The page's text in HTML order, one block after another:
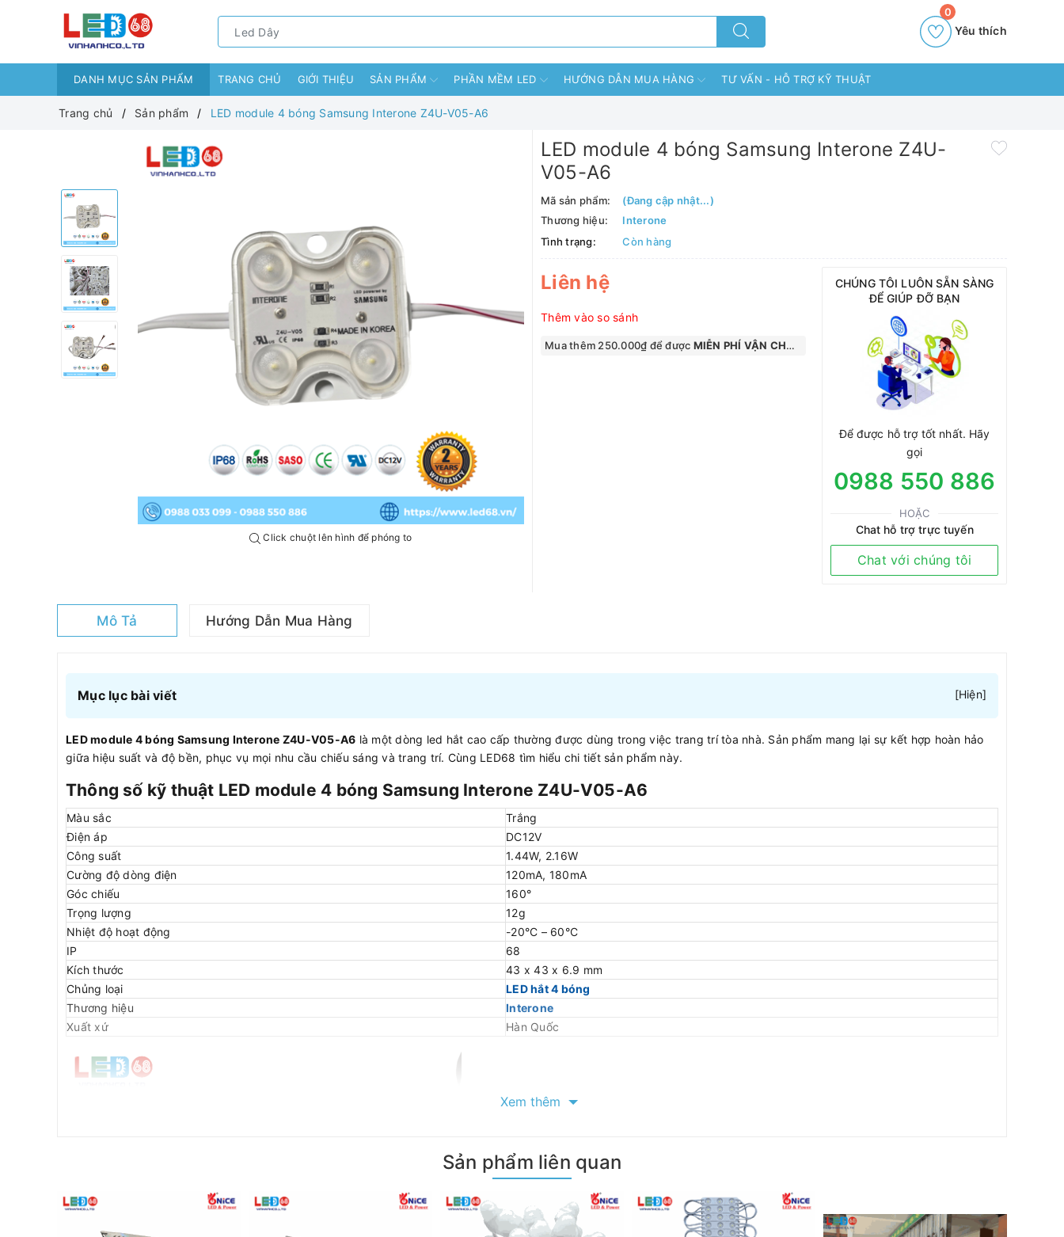
Yêu thích
0
DANH MỤC SẢN PHẨM TRANG CHỦ GIỚI THIỆU SẢN PHẨM PHẦN MỀM LED HƯỚNG DẪN MUA HÀNG TƯ VẤN - HỖ TRỢ KỸ THUẬT
Trang chủ Sản phẩm LED module 4 bóng Samsung Interone Z4U-V05-A6
Click chuột lên hình để phóng to
LED module 4 bóng Samsung Interone Z4U-
V05-A6
Mã sản phẩm:
(Đang cập nhật...)
Thương hiệu:
Interone
Tình trạng:
Còn hàng
Liên hệ
Thêm vào so sánh
Mua thêm 250.000₫ để được MIỄN PHÍ VẬN CHUYỂN
CHÚNG TÔI LUÔN SẴN SÀNG
ĐỂ GIÚP ĐỠ BẠN
Để được hỗ trợ tốt nhất. Hãy
gọi
0988 550 886
HOẶC
Chat hỗ trợ trực tuyến
Chat với chúng tôi
Mô Tả Hướng Dẫn Mua Hàng
Mục lục bài viết [Hiện]
LED module 4 bóng Samsung Interone Z4U-V05-A6 là một dòng led hắt cao cấp thường được dùng trong việc trang trí tòa nhà. Sản phẩm mang lại sự kết hợp hoàn hảo
giữa hiệu suất và độ bền, phục vụ mọi nhu cầu chiếu sáng và trang trí. Cùng LED68 tìm hiểu chi tiết sản phẩm này.
Thông số kỹ thuật LED module 4 bóng Samsung Interone Z4U-V05-A6
Màu sắc
Trắng
Điện áp
DC12V
Công suất
1.44W, 2.16W
Cường độ dòng điện
120mA, 180mA
Góc chiếu
160°
Trọng lượng
12g
Nhiệt độ hoạt động
-20°C – 60°C
IP
68
Kích thước
43 x 43 x 6.9 mm
Chủng loại
LED hắt 4 bóng
Thương hiệu
Interone
Xuất xứ
Hàn Quốc
Xem thêm
Sản phẩm liên quan